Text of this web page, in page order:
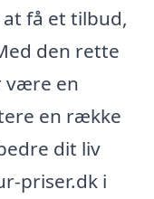
få et tilbud,
den rette
være en
en række
dit liv
priser.dk i